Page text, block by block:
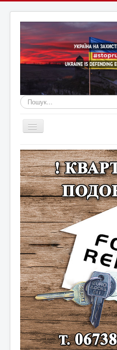
Пошук...
Перемикач
навігації
Головна
Війна Росії з Україною
Оголошення
Новини Кам'янця та регіону
Новини Хмельниччини
Новини України
Новини світу
Контакти та зв'язок
Афіша
Відеоматеріали